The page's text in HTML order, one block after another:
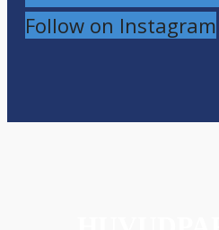
Follow on Instagram